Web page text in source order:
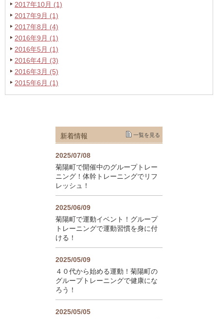
2017年10月 (1)
2017年9月 (1)
2017年8月 (4)
2016年9月 (1)
2016年5月 (1)
2016年4月 (3)
2016年3月 (5)
2015年6月 (1)
新着情報 一覧を見る
2025/07/08
菊陽町で開催中のグループトレー
ニング！体幹トレーニングでリフ
レッシュ！
2025/06/09
菊陽町で運動イベント！グループ
トレーニングで運動習慣を身に付
ける！
2025/05/09
４０代から始める運動！菊陽町の
グループトレーニングで健康にな
ろう！
2025/05/05